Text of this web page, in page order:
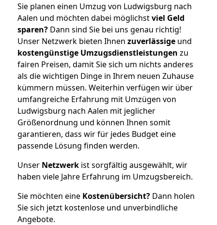
Sie planen einen Umzug von Ludwigsburg nach
Aalen und möchten dabei möglichstviel Geld
sparen? Dann sind Sie bei uns genau richtig!
Unser Netzwerk bieten Ihnen zuverlässige und
kostengünstige Umzugsdienstleistungen zu
fairen Preisen, damit Sie sich um nichts anderes
als die wichtigen Dinge in Ihrem neuen Zuhause
kümmern müssen. Weiterhin verfügen wir über
umfangreiche Erfahrung mit Umzügen von
Ludwigsburg nach Aalen mit jeglicher
Größenordnung und können Ihnen somit
garantieren, dass wir für jedes Budget eine
passende Lösung finden werden.
Unser Netzwerk ist sorgfältig ausgewählt, wir
haben viele Jahre Erfahrung im Umzugsbereich.
Sie möchten eine Kostenübersicht? Dann holen
Sie sich jetzt kostenlose und unverbindliche
Angebote.